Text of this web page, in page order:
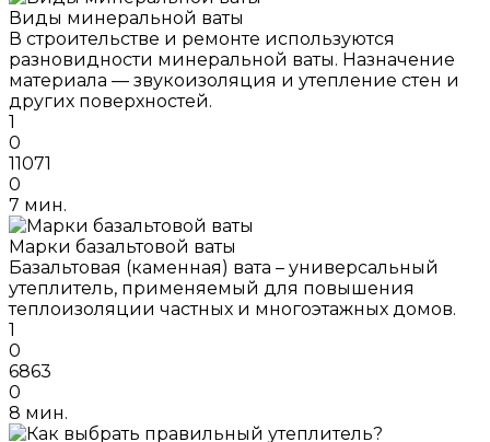
Виды минеральной ваты
В строительстве и ремонте используются
разновидности минеральной ваты. Назначение
материала — звукоизоляция и утепление стен и
других поверхностей.
1
0
11071
0
7 мин.
Марки базальтовой ваты
Базальтовая (каменная) вата – универсальный
утеплитель, применяемый для повышения
теплоизоляции частных и многоэтажных домов.
1
0
6863
0
8 мин.